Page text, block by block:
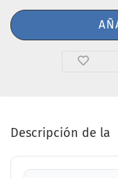
Descripción de la